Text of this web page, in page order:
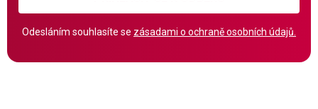
Odesláním souhlasíte se zásadami o ochraně osobních údajů.